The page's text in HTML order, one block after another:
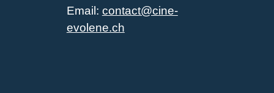
Email: contact@cine-
evolene.ch